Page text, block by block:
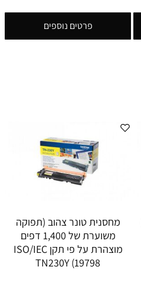
פרטים נוספים
מחסנית טונר צהוב (תפוקה
משוערת של 1,400 דפים
מוצהרת על פי תקן ISO/IEC
19798) TN230Y